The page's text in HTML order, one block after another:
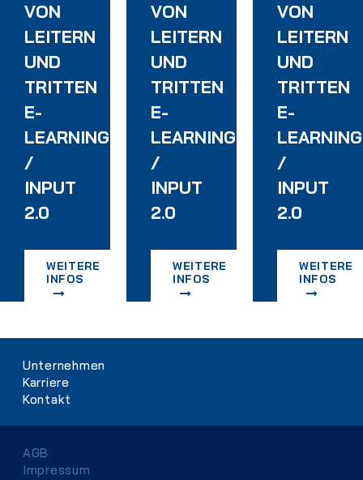
VON
LEITERN
UND
TRITTEN
E-
LEARNING
/
INPUT
2.0
WEITERE
INFOS
VON
LEITERN
UND
TRITTEN
E-
LEARNING
/
INPUT
2.0
WEITERE
INFOS
VON
LEITERN
UND
TRITTEN
E-
LEARNING
/
INPUT
2.0
WEITERE
INFOS
Navigation
überspringen
Unternehmen
Karriere
Kontakt
Navigation
überspringen
AGB
Impressum